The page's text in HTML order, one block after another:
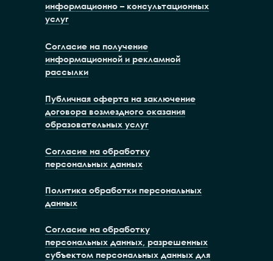
информационно – консультационных
услуг
Публичная оферта на заключение
договора возмездного оказания
образовательных услуг
Политика обработки персональных
данных
Согласие на обработку
персональных данных
Согласие на получение
информационной и рекламной
рассылки
Согласие на обработку
персональных данных, разрешенных
субъектом персональных данных для